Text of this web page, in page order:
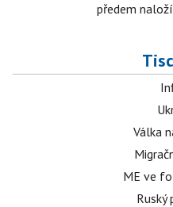
předem
Válka
ME ve
Ruský